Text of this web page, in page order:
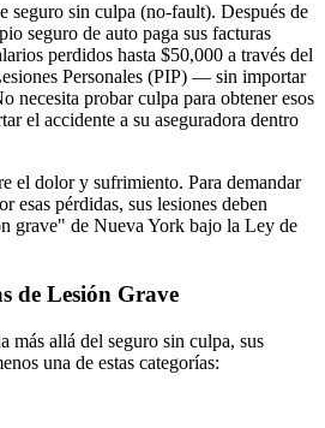
seguro sin culpa (no-fault). Después de
seguro de auto paga sus facturas
perdidos hasta $50,000 a través del
Personales (PIP) — sin importar
necesita probar culpa para obtener esos
el accidente a su aseguradora dentro
el dolor y sufrimiento. Para demandar
esas pérdidas, sus lesiones deben
grave" de Nueva York bajo la Ley de
de Lesión Grave
más allá del seguro sin culpa, sus
una de estas categorías: